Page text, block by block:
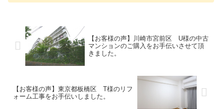
【お客様の声】川崎市宮前区 U様の中古
マンションのご購入をお手伝いさせて頂
きました。
【お客様の声】東京都板橋区 T様のリフ
ォーム工事をお手伝いしました。